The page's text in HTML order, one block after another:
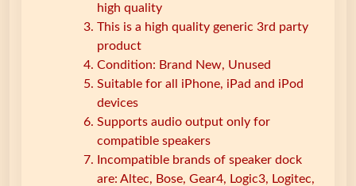
high quality
This is a high quality generic 3rd party
product
Condition: Brand New, Unused
Suitable for all iPhone, iPad and iPod
devices
Supports audio output only for
compatible speakers
Incompatible brands of speaker dock
are: Altec, Bose, Gear4, Logic3, Logitec,